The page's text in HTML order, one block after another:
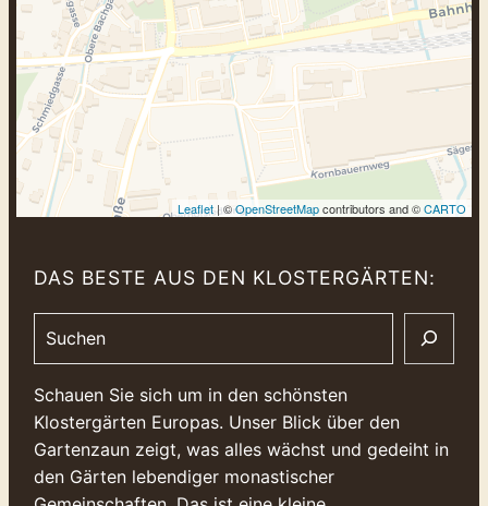
Leaflet| ©OpenStreetMapcontributors and ©CARTO
DAS BESTE AUS DEN KLOSTERGÄRTEN:
Schauen Sie sich um in den schönsten
Klostergärten Europas. Unser Blick über den
Gartenzaun zeigt, was alles wächst und gedeiht in
den Gärten lebendiger monastischer